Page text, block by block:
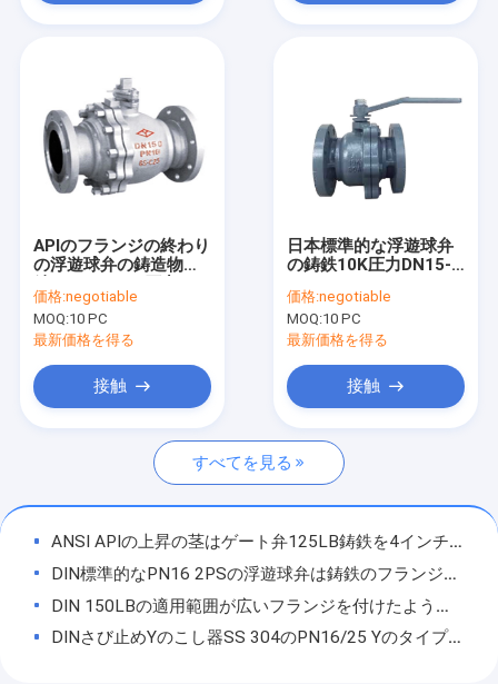
フランジを付けたようになった地球弁
浮遊球弁
フランジを付けたようになった蝶弁
ウェーハバタフライバルブ
水保護弁
上昇の逆止弁
APIのフランジの終わり
の浮遊球弁の鋳造物鋼
価格:negotiable
MOQ:10 PC
最新価格を得る
接触
日本標準的な浮遊球弁
の鋳鉄10K圧力DN15-
価格:negotiable
MOQ:10 PC
最新価格を得る
接触
すべてを見る
ANSI APIの上昇の茎はゲート弁125LB鋳鉄を4インチの低圧フランジを付けたようになった
DIN標準的なPN16 2PSの浮遊球弁は鋳鉄のフランジを付けたようになった端2"を- 8"
DIN 150LBの適用範囲が広いフランジを付けたようになったゴム製膨張継手PN16/25の炭素鋼
DINさび止めYのこし器SS 304のPN16/25 Yのタイプ フィルターこし器